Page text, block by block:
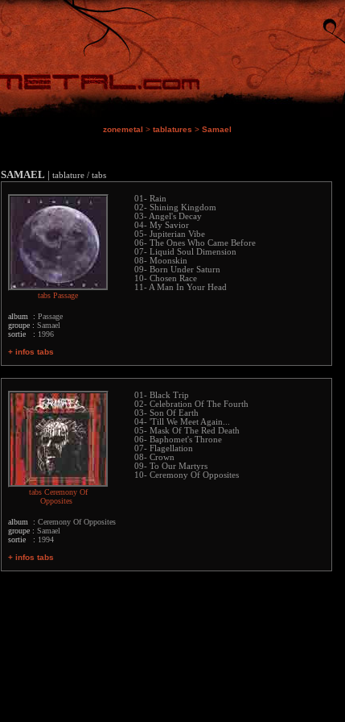
zonemetal > tablatures > Samael
SAMAEL | tablature / tabs
tabs Passage
album : Passage
groupe : Samael
sortie : 1996
+ infos tabs
01- Rain
02- Shining Kingdom
03- Angel's Decay
04- My Savior
05- Jupiterian Vibe
06- The Ones Who Came Before
07- Liquid Soul Dimension
08- Moonskin
09- Born Under Saturn
10- Chosen Race
11- A Man In Your Head
tabs Ceremony Of
Opposites
album : Ceremony Of Opposites
groupe : Samael
sortie : 1994
+ infos tabs
01- Black Trip
02- Celebration Of The Fourth
03- Son Of Earth
04- 'Till We Meet Again...
05- Mask Of The Red Death
06- Baphomet's Throne
07- Flagellation
08- Crown
09- To Our Martyrs
10- Ceremony Of Opposites